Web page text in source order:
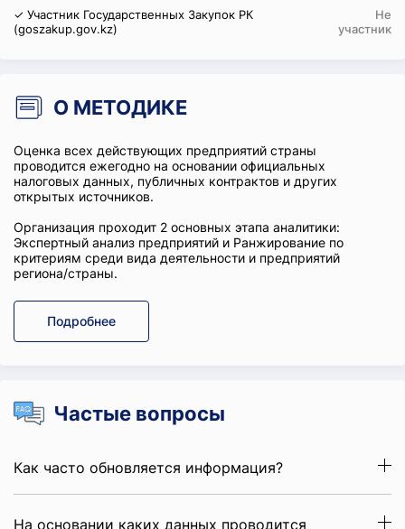
✓ Участник Государственных Закупок РК
(goszakup.gov.kz)
Не
участник
О МЕТОДИКЕ
Оценка всех действующих предприятий страны
проводится ежегодно на основании официальных
налоговых данных, публичных контрактов и других
открытых источников.
Организация проходит 2 основных этапа аналитики:
Экспертный анализ предприятий и Ранжирование по
критериям среди вида деятельности и предприятий
региона/страны.
Подробнее
Частые вопросы
Как часто обновляется информация?
На основании каких данных проводится